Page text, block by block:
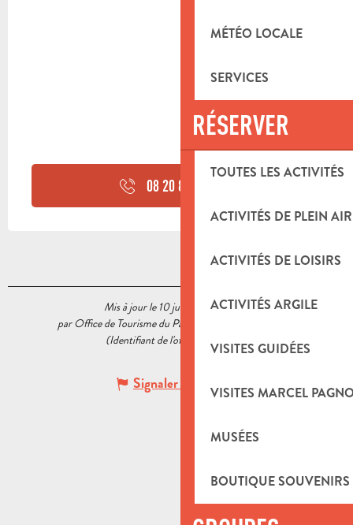
MÉTÉO LOCALE
SERVICES
RÉSERVER
TOUTES LES ACTIVITÉS
ACTIVITÉS DE PLEIN AIR
ACTIVITÉS DE LOISIRS
ACTIVITÉS ARGILE
VISITES GUIDÉES
VISITES MARCEL
MUSÉES
BOUTIQUE
08 20 82 00
Mis à jour le 10 juin 2025 à 17:20
par Office de Tourisme du Pays d’Aubagne et de l’Étoile
(Identifiant de l'offre :
5556257)
Signaler une erreur